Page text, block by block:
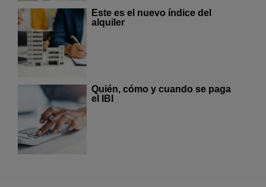
Este es el nuevo índice del
alquiler
Quién, cómo y cuando se paga
el IBI